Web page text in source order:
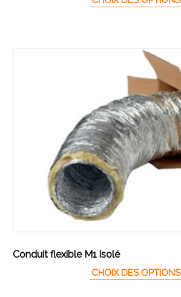
Conduit flexible M1 isolé
CHOIX DES OPTIONS